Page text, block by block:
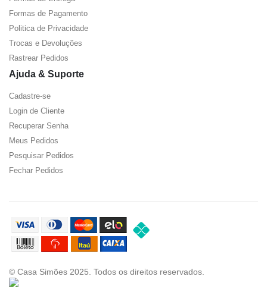
Formas de Pagamento
Politica de Privacidade
Trocas e Devoluções
Rastrear Pedidos
Ajuda & Suporte
Cadastre-se
Login de Cliente
Recuperar Senha
Meus Pedidos
Pesquisar Pedidos
Fechar Pedidos
© Casa Simões 2025. Todos os direitos reservados.